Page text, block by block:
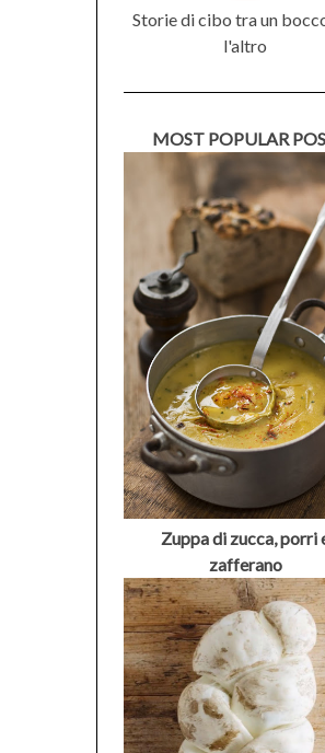
Storie di cibo tra un
l'altro
MOST POPULAR
Zuppa di zucca, porri
zafferano